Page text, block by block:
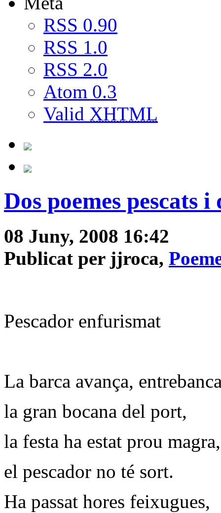
RSS 0.90
RSS 1.0
RSS 2.0
Atom 0.3
Valid XHTML
Dos poemes pescats
08 Juny, 2008 16:42
Publicat per jjroca,
Pescador enfurismat
La barca avança,
la gran bocana del port,
la festa ha estat prou magra,
el pescador no té sort.
Ha passat hores feixugues,